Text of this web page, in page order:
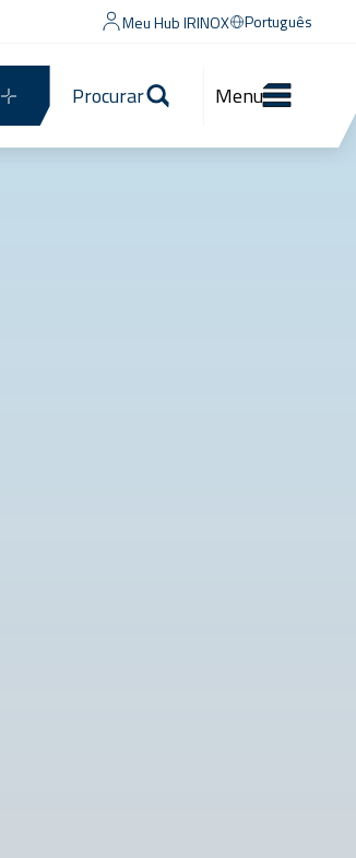
Meu Hub IRINOX Português
Procurar Menu